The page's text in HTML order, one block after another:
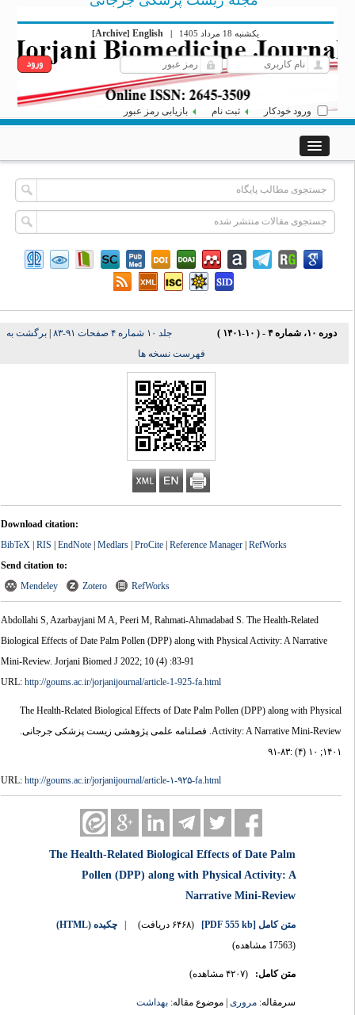
یکشنبه 18 مرداد 1405 |
English
[Archive]
ورود خودکار ثبت نام بازیابی رمز عبور
دوره ۱۰، شماره ۴ - ( ۱۰-۱۴۰۱ ) جلد ۱۰ شماره ۴ صفحات ۹۱-۸۳ |برگشت به
فهرست نسخه ها
Download citation:
BibTeX|RIS|EndNote|Medlars|ProCite|Reference Manager|RefWorks
Send citation to:
Mendeley
Zotero RefWorks
Abdollahi S, Azarbayjani M A, Peeri M, Rahmati-Ahmadabad S. The Health-Related
Biological Effects of Date Palm Pollen (DPP) along with Physical Activity: A Narrative
Mini-Review. Jorjani Biomed J 2022; 10 (4) :83-91
URL:http://goums.ac.ir/jorjanijournal/article-1-925-fa.html
The Health-Related Biological Effects of Date Palm Pollen (DPP) along with Physical
Activity: A Narrative Mini-Review. فصلنامه علمی پژوهشی زیست پزشکی جرجانی.
۱۴۰۱; ۱۰ (۴) :۸۳-۹۱
URL:http://goums.ac.ir/jorjanijournal/article-۱-۹۲۵-fa.html
The Health-Related Biological Effects of Date Palm
Pollen (DPP) along with Physical Activity: A
Narrative Mini-Review
متن کامل[PDF 555 kb] (۶۴۶۸ دریافت) |
چکیده (HTML)
متن کامل: (۴۲۰۷ مشاهده)
سرمقاله:مروری| موضوع مقاله:بهداشت